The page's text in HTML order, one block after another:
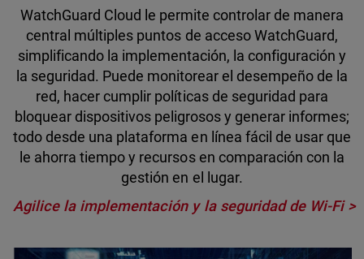
WatchGuard Cloud le permite controlar de manera
central múltiples puntos de acceso WatchGuard,
simplificando la implementación, la configuración y
la seguridad. Puede monitorear el desempeño de la
red, hacer cumplir políticas de seguridad para
bloquear dispositivos peligrosos y generar informes;
todo desde una plataforma en línea fácil de usar que
le ahorra tiempo y recursos en comparación con la
gestión en el lugar.
Agilice la implementación y la seguridad de Wi-Fi